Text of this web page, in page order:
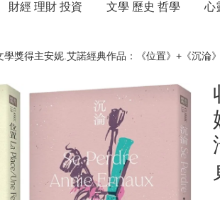
財經 理財 投資 文學 歷史 哲學 心
獎得主安妮.艾諾經典作品：《位置》+《沉淪